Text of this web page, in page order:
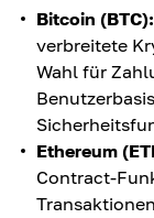
Bitcoin (BTC):
verbreitete
Wahl für
Ethereum
Contract-